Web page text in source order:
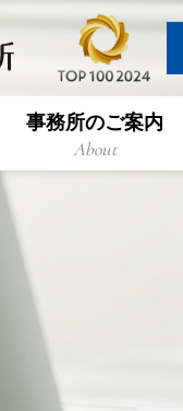
事務所のご案内
About